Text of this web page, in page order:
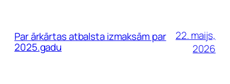
Par ārkārtas atbalsta izmaksām par
2025.gadu
22. maijs,
2026